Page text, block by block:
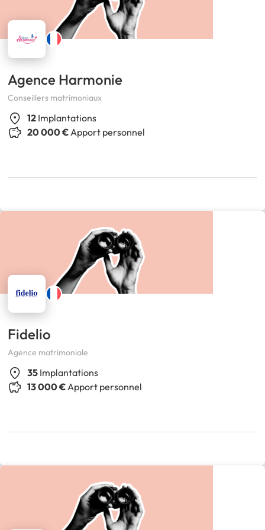
Agence Harmonie
Conseillers matrimoniaux
12 Implantations
20 000 €Apport personnel
Fidelio
Agence matrimoniale
35 Implantations
13 000 €Apport personnel